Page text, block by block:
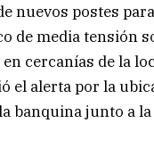
nuevos postes
de media tensión
cercanías de la
el alerta por la
banquina junto a